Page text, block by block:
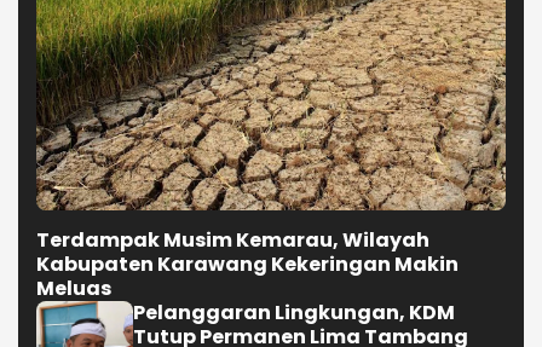
Terdampak Musim Kemarau, Wilayah
Kabupaten Karawang Kekeringan Makin
Meluas
Pelanggaran Lingkungan, KDM
Tutup Permanen Lima Tambang